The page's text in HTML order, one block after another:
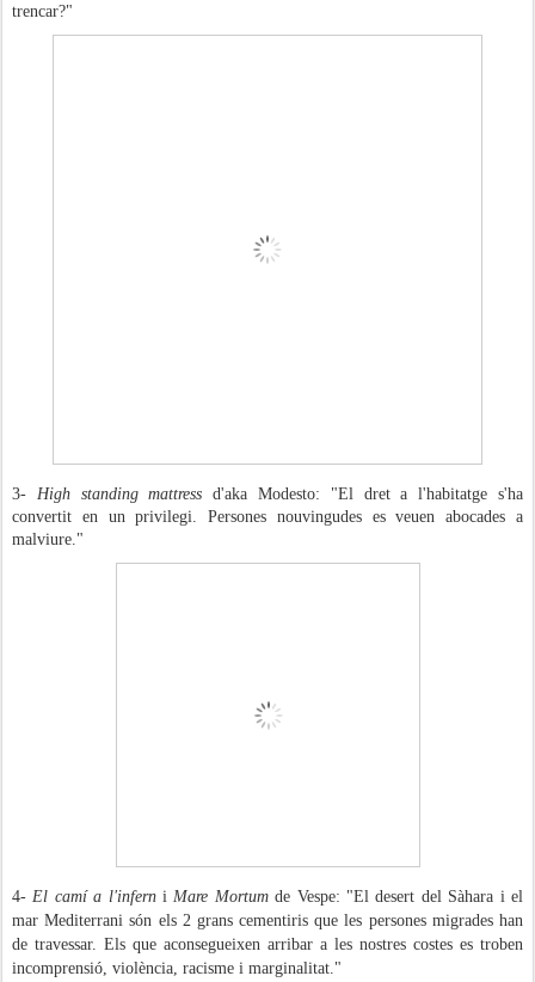
trencar?"
3- High standing mattress d'aka Modesto: "El dret a l'habitatge s'ha
convertit en un privilegi. Persones nouvingudes es veuen abocades a
malviure."
4- El camí a l'inferni Mare Mortumde Vespe: "El desert del Sàhara i el
mar Mediterrani són els 2 grans cementiris que les persones migrades han
de travessar. Els que aconsegueixen arribar a les nostres costes es troben
incomprensió, violència, racisme i marginalitat."